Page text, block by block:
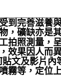
到完善滋養
，礦缺亦是
拍照測量，
效果因人而
文及影片內
霧等，定位